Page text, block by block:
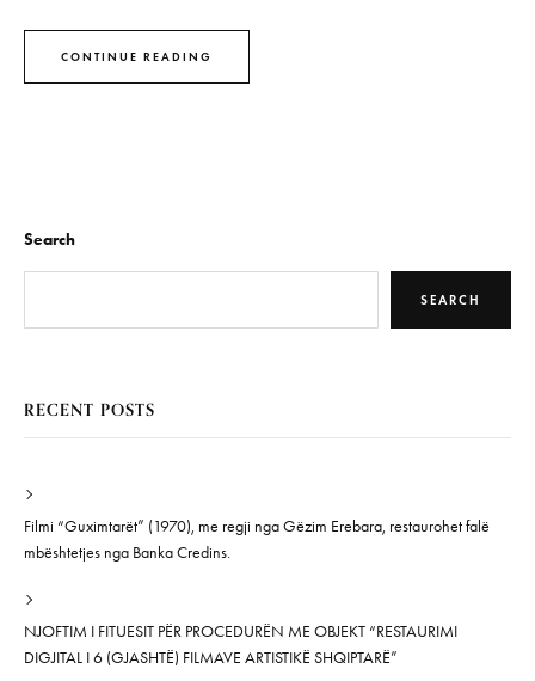
CONTINUE READING
Search
SEARCH
RECENT POSTS
Filmi “Guximtarët” (1970), me regji nga Gëzim Erebara, restaurohet falë
mbështetjes nga Banka Credins.
NJOFTIM I FITUESIT PËR PROCEDURËN ME OBJEKT “RESTAURIMI
DIGJITAL I 6 (GJASHTË) FILMAVE ARTISTIKË SHQIPTARË”